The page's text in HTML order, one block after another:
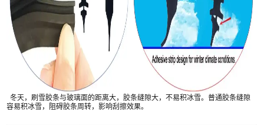
冬天，刷雪胶条与玻璃面的距离大，胶条缝隙大，不易积冰雪。普通胶条缝隙
容易积冰雪，阻碍胶条周转，影响刮擦效果。